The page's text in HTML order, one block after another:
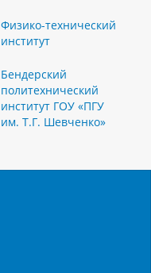
Физико-технический
институт
Бендерский
политехнический
институт ГОУ «ПГУ
им. Т.Г. Шевченко»